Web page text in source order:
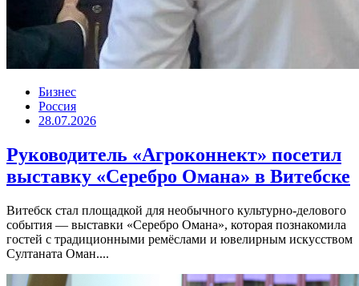
Бизнес
Россия
28.07.2026
Руководитель «Агроконнект» посетил
выставку «Серебро Омана» в Витебске
Витебск стал площадкой для необычного культурно-делового
события — выставки «Серебро Омана», которая познакомила
гостей с традиционными ремёслами и ювелирным искусством
Султаната Оман....